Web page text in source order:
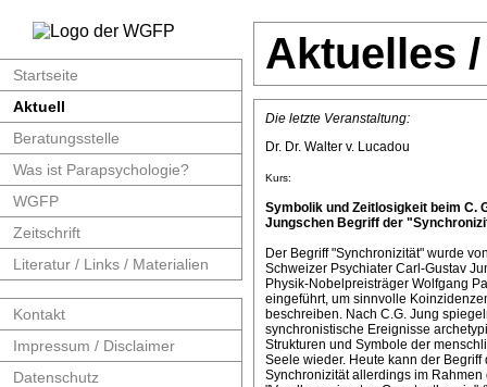
Startseite
Aktuell
Beratungsstelle
Was ist Parapsychologie?
WGFP
Zeitschrift
Literatur / Links / Materialien
Kontakt
Impressum / Disclaimer
Datenschutz
Aktuelles
Die letzte Veranstaltung:
Dr. Dr. Walter v. Lucadou
Kurs:
Symbolik und Zeitlosigkeit beim C.
Jungschen Begriff der
Der Begriff "Synchronizität" wurde
Schweizer Psychiater Carl-Gustav
Physik-Nobelpreisträger Wolfgang
eingeführt, um sinnvolle
beschreiben. Nach C.G. Jung
synchronistische Ereignisse
Strukturen und Symbole der
Seele wieder. Heute kann der Begriff
Synchronizität allerdings im Rahmen